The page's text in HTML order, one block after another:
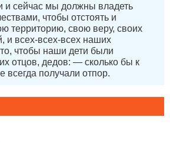
и сейчас мы должны владеть
чтобы отстоять и
территорию, свою веру, своих
и всех-всех-всех наших
чтобы наши дети были
отцов, дедов: — сколько бы к
всегда получали отпор.